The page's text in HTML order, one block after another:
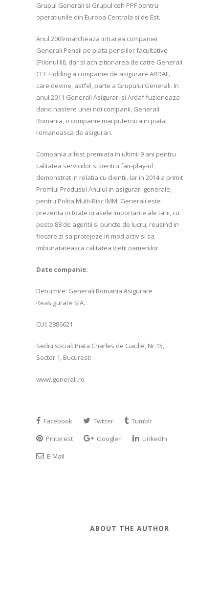
Grupul Generali si Grupul ceh PPF pentru
operatiunile din Europa Centrala si de Est.
Anul 2009 marcheaza intrarea companiei
Generali Pensii pe piata pensiilor facultative
(Pilonul III), dar si achizitionarea de catre Generali
CEE Holding a companiei de asigurare ARDAF,
care devine, astfel, parte a Grupului Generali. In
anul 2011 Generali Asigurari si Ardaf fuzioneaza
dand nastere unei noi companii, Generali
Romania, o companie mai puternica in piata
romaneasca de asigurari.
Compania a fost premiata in ultimii 9 ani pentru
calitatea serviciilor si pentru fair-play-ul
demonstrat in relatia cu clientii. Iar in 2014 a primit
Premiul Produsul Anului in asigurari generale,
pentru Polita Multi-Risc IMM. Generali este
prezenta in toate orasele importante ale tarii, cu
peste 88 de agentii si puncte de lucru, reusind in
fiecare zi sa protejeze in mod activ si sa
imbunatateasca calitatea vietii oamenilor.
Date companie:
Denumire: Generali Romania Asigurare
Reasigurare S.A.
CUI: 2886621
Sediu social: Piata Charles de Gaulle, Nr.15,
Sector 1, Bucuresti
www.generali.ro
Facebook Twitter
Tumblr
Pinterest
Google+
LinkedIn
E-Mail
ABOUT THE AUTHOR